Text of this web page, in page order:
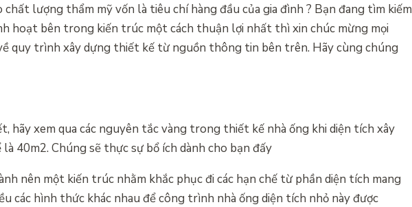
lượng thẩm mỹ vốn là tiêu chí hàng đầu của gia đình ? Bạn đang tìm kiếm
hoạt bên trong kiến trúc một cách thuận lợi nhất thì xin chúc mừng mọi
quy trình xây dựng thiết kế từ nguồn thông tin bên trên. Hãy cùng chúng
hãy xem qua các nguyên tắc vàng trong thiết kế nhà ống khi diện tích xây
40m2. Chúng sẽ thực sự bổ ích dành cho bạn đấy
nên một kiến trúc nhằm khắc phục đi các hạn chế từ phần diện tích mang
các hình thức khác nhau để công trình nhà ống diện tích nhỏ này được